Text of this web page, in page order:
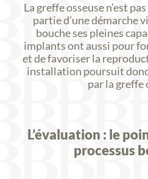
La greffe osseuse n’est
partie d’une démarche
bouche ses pleines
implants ont aussi pour
et de favoriser la
installation poursuit
par la greffe
L’évaluation : le
processus